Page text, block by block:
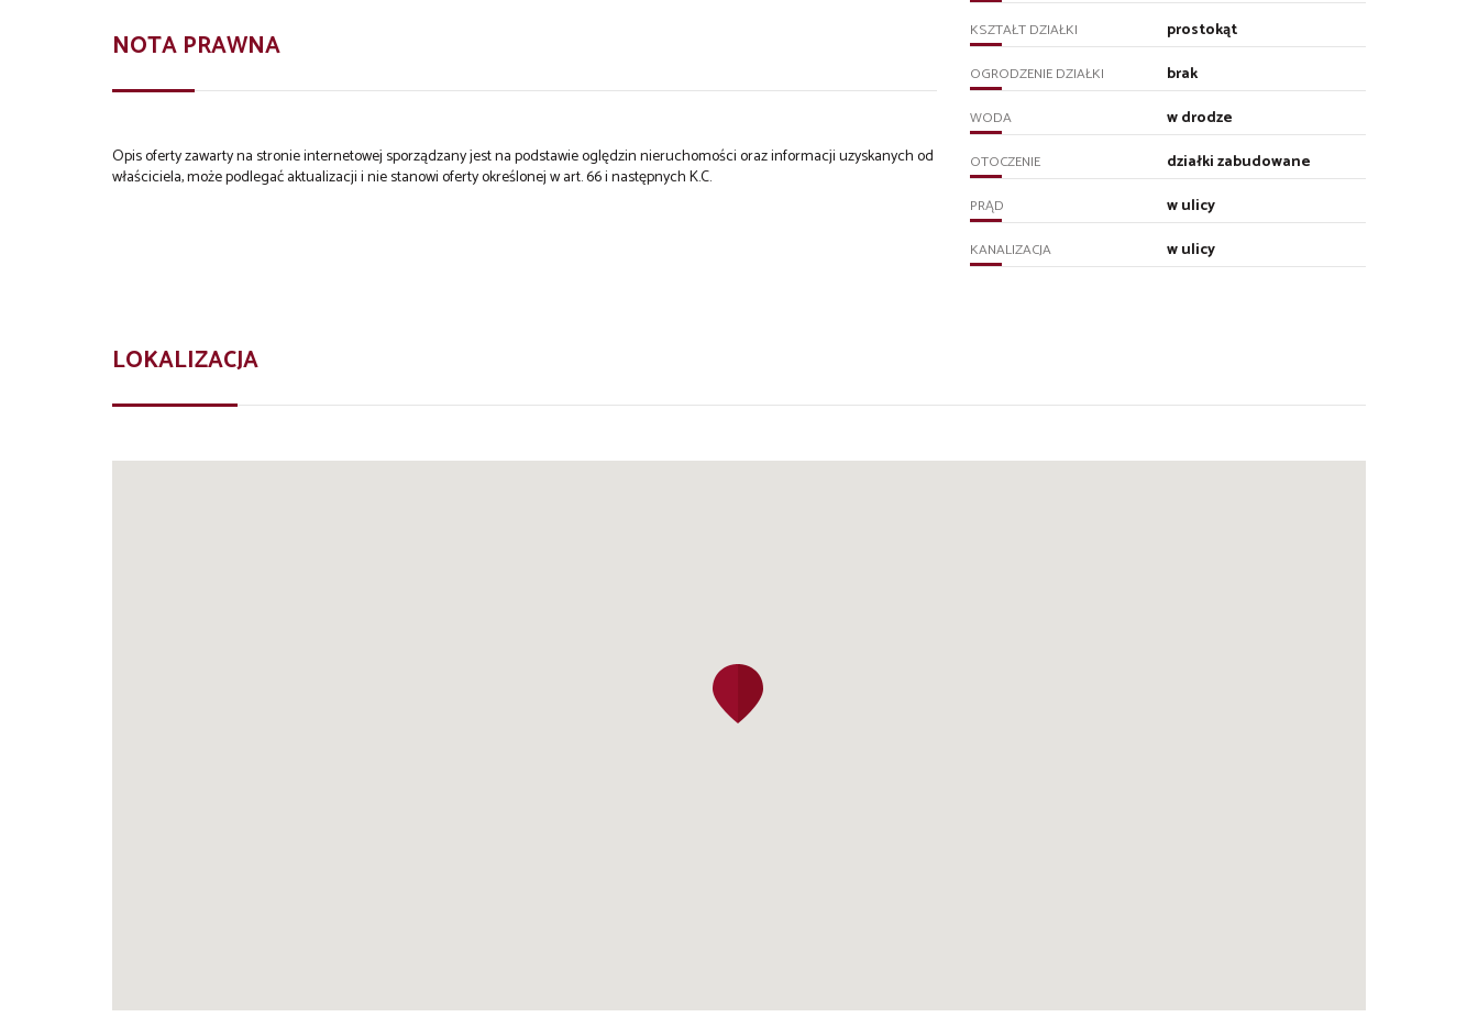
NOTA PRAWNA
Opis oferty zawarty na stronie internetowej sporządzany jest na podstawie oględzin nieruchomości oraz informacji uzyskanych od
właściciela, może podlegać aktualizacji i nie stanowi oferty określonej w art. 66 i następnych K.C.
KSZTAŁT DZIAŁKI prostokąt
OGRODZENIE DZIAŁKI brak
WODA w drodze
OTOCZENIE działki zabudowane
PRĄD w ulicy
KANALIZACJA w ulicy
LOKALIZACJA